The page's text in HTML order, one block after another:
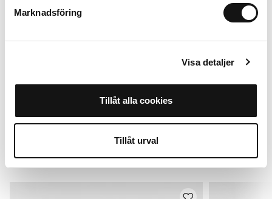
Marknadsföring
Visa detaljer
Tillåt alla cookies
Tillåt urval
+
Do Apple Watch 38/40/41/42* mm
199 SEK
Dodaj do koszyka
Alternatywy